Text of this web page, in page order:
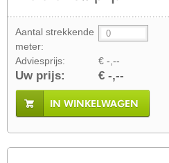
Aantal strekkende
meter:
Adviesprijs:
€ -,--
Uw prijs: € -,--
IN WINKELWAGEN